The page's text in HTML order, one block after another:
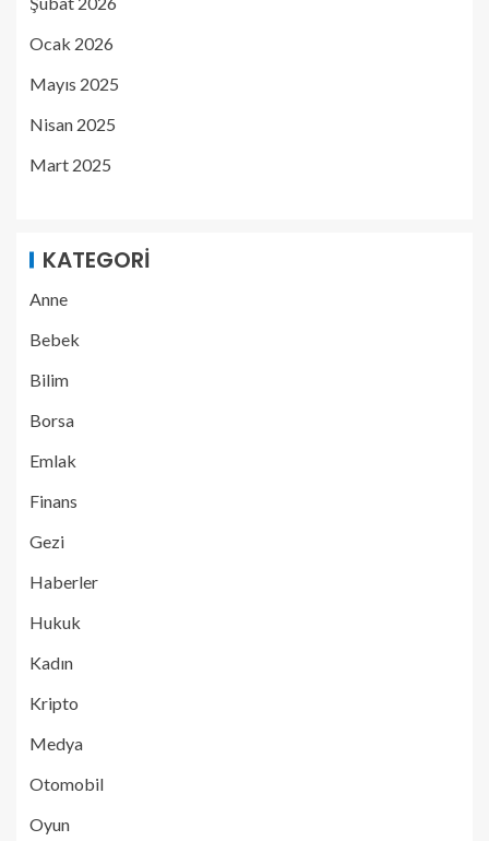
Ocak 2026
Mayıs 2025
Nisan 2025
Mart 2025
KATEGORI
Anne
Bebek
Bilim
Borsa
Emlak
Finans
Gezi
Haberler
Hukuk
Kadın
Kripto
Medya
Otomobil
Oyun